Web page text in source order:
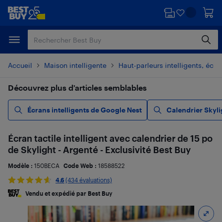
Passer
principal
Passer
Accueil Maison intelligente Haut-parleurs intelligents,
Découvrez plus d’articles semblables
Écrans intelligents de Google Nest Calendrier
Écran tactile intelligent avec calendrier de 15 po
de Skylight - Argenté - Exclusivité Best Buy
Modèle : 150BECA Code Web : 18588522
4.6 (434 évaluations)
Vendu et expédié par Best Buy